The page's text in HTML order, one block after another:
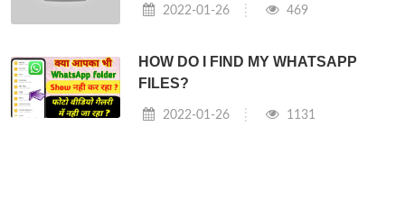
2022-01-26 469
HOW DO I FIND MY WHATSAPP
FILES?
2022-01-26 1131